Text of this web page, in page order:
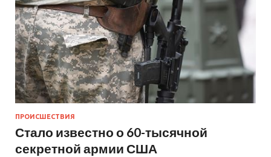
ПРОИСШЕСТВИЯ
Стало известно о 60-тысячной
секретной армии США